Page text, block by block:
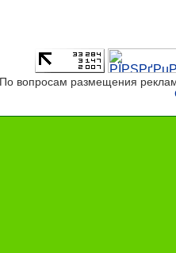
По вопросам размещения